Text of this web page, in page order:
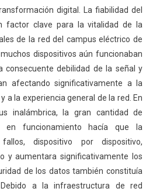
digital. La fiabilidad del
factor clave para la vitalidad de la
de la red del campus eléctrico de
dispositivos aún funcionaban
consecuente debilidad de la señal y
afectando significativamente a la
a la experiencia general de la red. En
inalámbrica, la gran cantidad de
en funcionamiento hacía que la
dispositivo por dispositivo,
y aumentara significativamente los
de los datos también constituía
a la infraestructura de red